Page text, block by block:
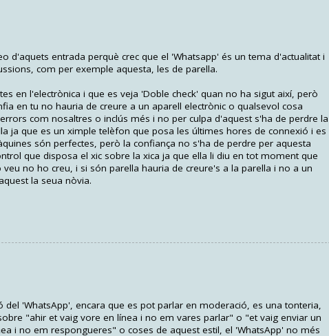
d'aquets entrada perquè crec que el 'Whatsapp' és un tema d'actualitat i
com per exemple aquesta, les de parella.
en l'electrònica i que es veja 'Doble check' quan no ha sigut així, però
en tu no hauria de creure a un aparell electrònic o qualsevol cosa
com nosaltres o inclús més i no per culpa d'aquest s'ha de perdre la
ja que es un ximple telèfon que posa les últimes hores de connexió i es
són perfectes, però la confiança no s'ha de perdre per aquesta
que disposa el xic sobre la xica ja que ella li diu en tot moment que
no ho creu, i si són parella hauria de creure's a la parella i no a un
la seua nòvia.
del 'WhatsApp', encara que es pot parlar en moderació, es una tonteria,
"ahir et vaig vore en línea i no em vares parlar" o "et vaig enviar un
i no em respongueres" o coses de aquest estil, el 'WhatsApp' no més